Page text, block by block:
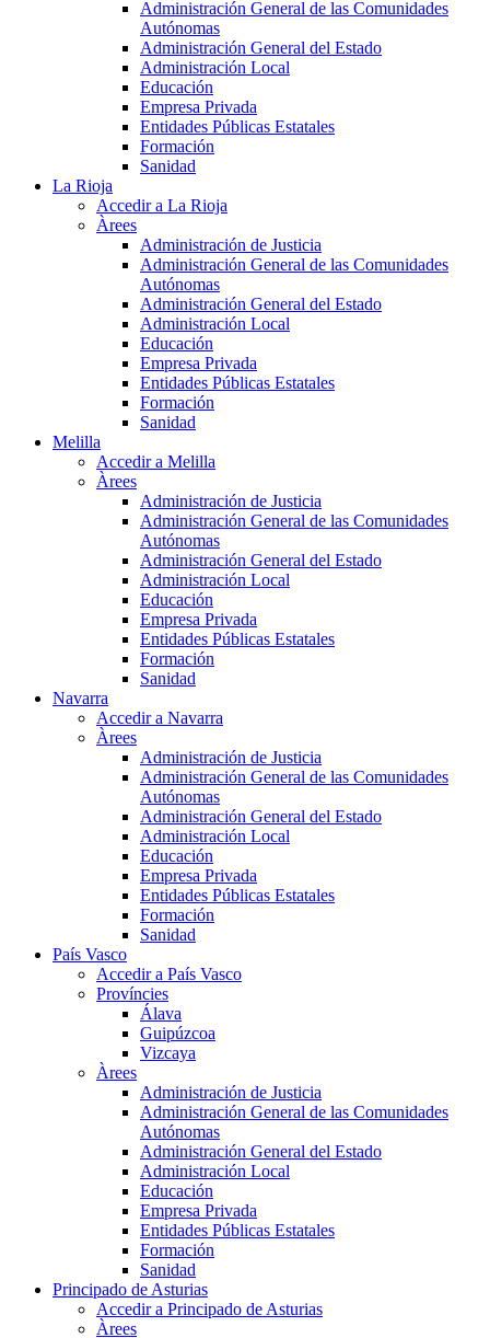
Administración General de las Comunidades
Autónomas
Administración General del Estado
Administración Local
Educación
Empresa Privada
Entidades Públicas Estatales
Formación
Sanidad
La Rioja
Accedir a La Rioja
Àrees
Administración de Justicia
Administración General de las Comunidades
Autónomas
Administración General del Estado
Administración Local
Educación
Empresa Privada
Entidades Públicas Estatales
Formación
Sanidad
Melilla
Accedir a Melilla
Àrees
Administración de Justicia
Administración General de las Comunidades
Autónomas
Administración General del Estado
Administración Local
Educación
Empresa Privada
Entidades Públicas Estatales
Formación
Sanidad
Navarra
Accedir a Navarra
Àrees
Administración de Justicia
Administración General de las Comunidades
Autónomas
Administración General del Estado
Administración Local
Educación
Empresa Privada
Entidades Públicas Estatales
Formación
Sanidad
País Vasco
Accedir a País Vasco
Províncies
Álava
Guipúzcoa
Vizcaya
Àrees
Administración de Justicia
Administración General de las Comunidades
Autónomas
Administración General del Estado
Administración Local
Educación
Empresa Privada
Entidades Públicas Estatales
Formación
Sanidad
Principado de Asturias
Accedir a Principado de Asturias
Àrees